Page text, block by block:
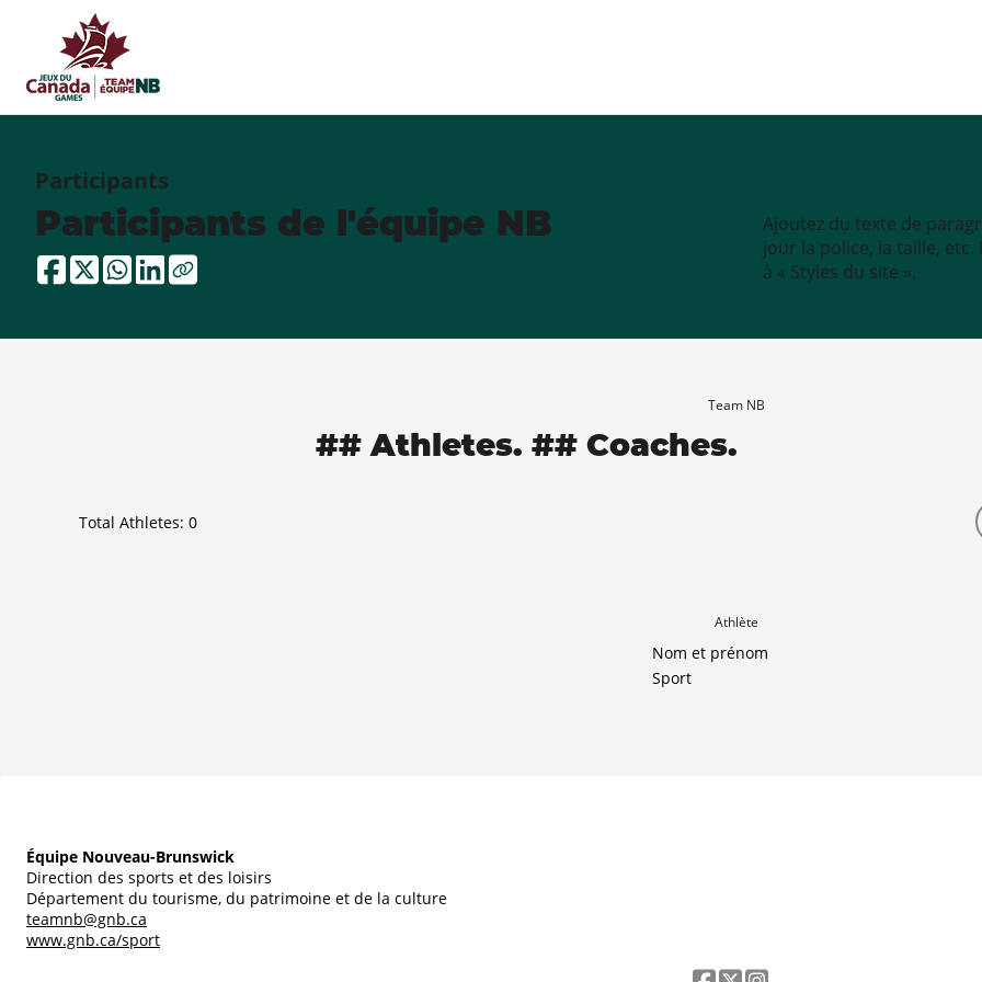
Participants
Participants de l'équipe NB
Ajoutez du texte de
jour la police, la taille,
à « Styles du site ».
Team NB
## Athletes. ## Coaches.
Total Athletes: 0
Athlète
Nom et prénom
Sport
Équipe Nouveau-Brunswick
Direction des sports et des loisirs
Département du tourisme, du patrimoine et de la culture
teamnb@gnb.ca
www.gnb.ca/sport